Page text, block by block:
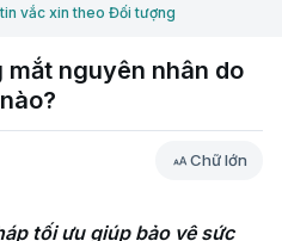
vắc xin theo Đối tượng
nguyên nhân do
Chữ lớn
Chữ lớn
tối ưu giúp bảo vệ sức